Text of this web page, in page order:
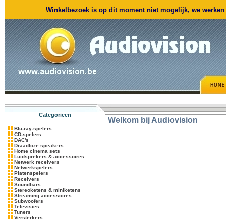
Winkelbezoek is op dit moment niet mogelijk, we
Categorieën
Blu-ray-spelers
CD-spelers
DAC's
Draadloze speakers
Home cinema sets
Luidsprekers & accessoires
Netwerk receivers
Netwerkspelers
Platenspelers
Receivers
Soundbars
Stereoketens & miniketens
Streaming accessoires
Subwoofers
Televisies
Tuners
Versterkers
Welkom bij Audiovision